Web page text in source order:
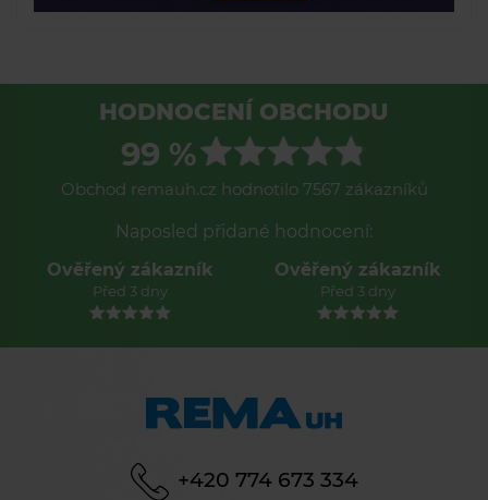
HODNOCENÍ OBCHODU
99 %
Obchod remauh.cz hodnotilo 7567 zákazníků
Naposled přidané hodnocení:
Ověřený zákazník
Před 3 dny
Ověřený zákazník
Před 3 dny
+420 774 673 334